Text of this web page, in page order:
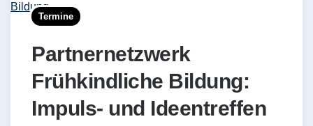
Termine
Partnernetzwerk
Frühkindliche Bildung:
Impuls- und Ideentreffen